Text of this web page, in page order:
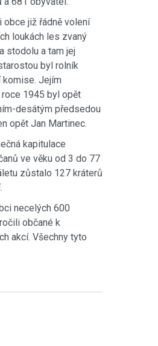
obce již řádně volení
loukách les zvaný
stodolu a tam jej
byl rolník
komise. Jejím
roce 1945 byl opět
desátým předsedou
opět Jan Martinec.
kapitulace
ve věku od 3 do 77
zůstalo 127 kráterů
necelých 600
občané k
akcí. Všechny tyto